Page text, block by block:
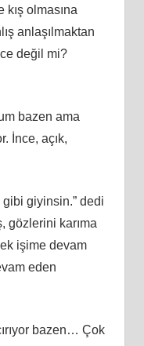
olmasına
anlaşılmaktan
değil mi?
bazen ama
İnce, açık,
gibi giyinsin.” dedi
gözlerini karıma
işime devam
eden
bazen… Çok